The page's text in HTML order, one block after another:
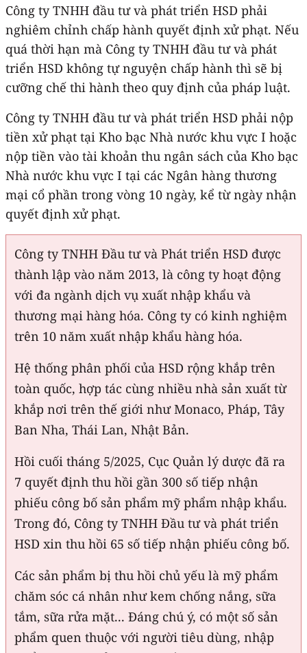
Công ty TNHH đầu tư và phát triển HSD phải
nghiêm chỉnh chấp hành quyết định xử phạt. Nếu
quá thời hạn mà Công ty TNHH đầu tư và phát
triển HSD không tự nguyện chấp hành thì sẽ bị
cưỡng chế thi hành theo quy định của pháp luật.
Công ty TNHH đầu tư và phát triển HSD phải nộp
tiền xử phạt tại Kho bạc Nhà nước khu vực I hoặc
nộp tiền vào tài khoản thu ngân sách của Kho bạc
Nhà nước khu vực I tại các Ngân hàng thương
mại cổ phần trong vòng 10 ngày, kể từ ngày nhận
quyết định xử phạt.
Công ty TNHH Đầu tư và Phát triển HSD được
thành lập vào năm 2013, là công ty hoạt động
với đa ngành dịch vụ xuất nhập khẩu và
thương mại hàng hóa. Công ty có kinh nghiệm
trên 10 năm xuất nhập khẩu hàng hóa.
Hệ thống phân phối của HSD rộng khắp trên
toàn quốc, hợp tác cùng nhiều nhà sản xuất từ
khắp nơi trên thế giới như Monaco, Pháp, Tây
Ban Nha, Thái Lan, Nhật Bản.
Hồi cuối tháng 5/2025, Cục Quản lý dược đã ra
7 quyết định thu hồi gần 300 số tiếp nhận
phiếu công bố sản phẩm mỹ phẩm nhập khẩu.
Trong đó, Công ty TNHH Đầu tư và phát triển
HSD xin thu hồi 65 số tiếp nhận phiếu công bố.
Các sản phẩm bị thu hồi chủ yếu là mỹ phẩm
chăm sóc cá nhân như kem chống nắng, sữa
tắm, sữa rửa mặt... Đáng chú ý, có một số sản
phẩm quen thuộc với người tiêu dùng, nhập